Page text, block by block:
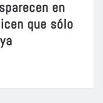
en
que sólo